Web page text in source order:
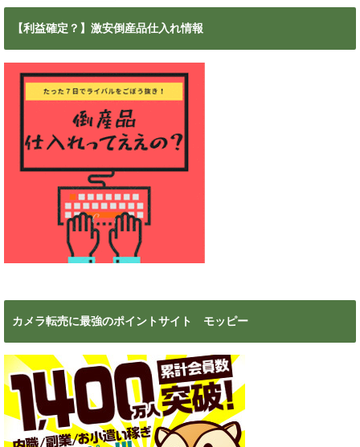
ー
【利益確定？】激安倒産品仕入れ情報
カメラ転売に最強のポイントサイト モッピー